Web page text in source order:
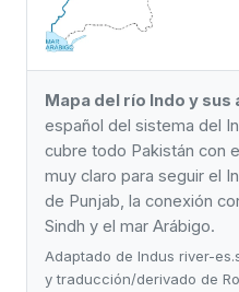
Mapa del río Indo y sus
español del sistema del
cubre todo Pakistán con
muy claro para seguir el
de Punjab, la conexión
Sindh y el mar Arábigo.
Adaptado de Indus river-
y traducción/derivado de